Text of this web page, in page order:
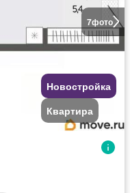
7фото
Новостройка
Квартира